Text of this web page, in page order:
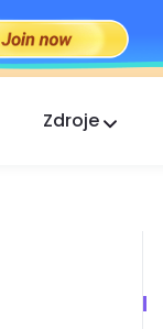
Zdroje